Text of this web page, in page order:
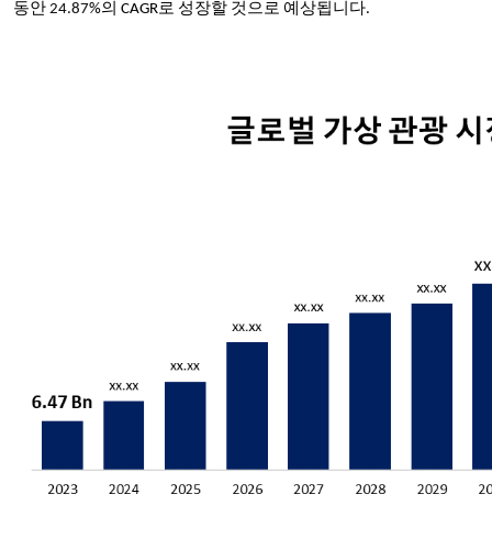
동안 24.87%의 CAGR로 성장할 것으로 예상됩니다.